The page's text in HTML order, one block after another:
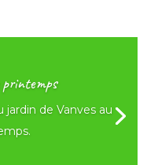
printemps
jardin de Vanves au